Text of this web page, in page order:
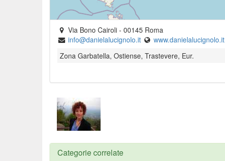
Via Bono Cairoli - 00145 Roma
info@danielalucignolo.it
www.danielalucignolo.it
Zona Garbatella, Ostiense, Trastevere, Eur.
Categorie correlate